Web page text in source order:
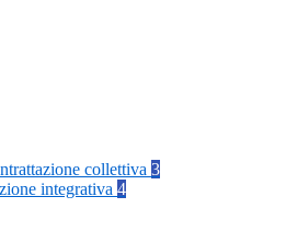
collettiva 3
integrativa 4